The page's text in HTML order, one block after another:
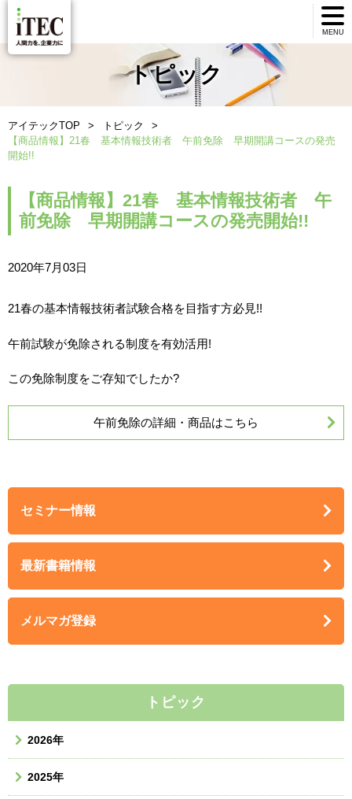
MENU
トピック
アイテックTOP
トピック
【商品情報】21春 基本情報技術者 午前免除 早期開講コースの発売
開始!!
【商品情報】21春 基本情報技術者 午
前免除 早期開講コースの発売開始!!
2020年7月03日
21春の基本情報技術者試験合格を目指す方必見!!
午前試験が免除される制度を有効活用!
この免除制度をご存知でしたか?
午前免除の詳細・商品はこちら
セミナー情報
最新書籍情報
メルマガ登録
トピック
2026年
2025年